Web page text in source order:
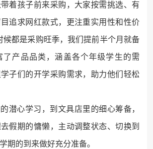
着孩子前来采购，大家按需挑选、有
追求网红款式，更注重实用性和性价
候都是采购旺季，我们提前半个月就备
了产品品类，涵盖各个年级学生的需
子们的开学采购需求，助力他们轻松
潜心学习，到文具店里的细心筹备，
假期的慵懒，主动调整状态、切换到
期的到来做好充分准备。